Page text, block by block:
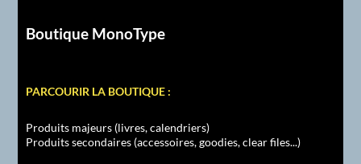
Boutique MonoType
PARCOURIR LA BOUTIQUE :
Produits majeurs (livres, calendriers)
Produits secondaires (accessoires, goodies, clear files...)